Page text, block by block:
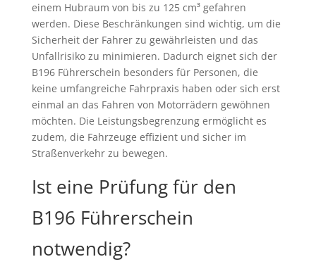
einem Hubraum von bis zu 125 cm³ gefahren
werden. Diese Beschränkungen sind wichtig, um die
Sicherheit der Fahrer zu gewährleisten und das
Unfallrisiko zu minimieren. Dadurch eignet sich der
B196 Führerschein besonders für Personen, die
keine umfangreiche Fahrpraxis haben oder sich erst
einmal an das Fahren von Motorrädern gewöhnen
möchten. Die Leistungsbegrenzung ermöglicht es
zudem, die Fahrzeuge effizient und sicher im
Straßenverkehr zu bewegen.
Ist eine Prüfung für den
B196 Führerschein
notwendig?